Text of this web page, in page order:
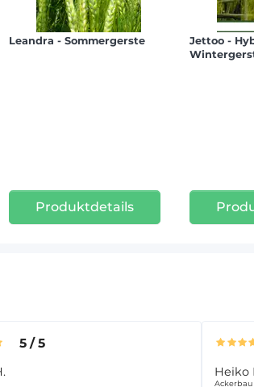
Leandra - Sommergerste
Produktdetails
Jettoo -
5/5
Heiko
Ackerbau